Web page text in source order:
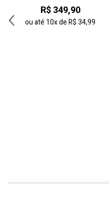
R$ 349,90
ou até 10xdeR$ 34,99